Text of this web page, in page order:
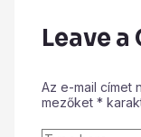
Leave
Az e-mail címet
mezőket *